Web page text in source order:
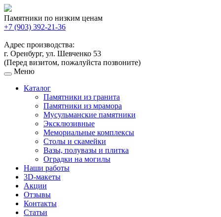
Памятники по низким ценам
+7 (903) 392-21-36
Адрес производства:
г. Оренбург, ул. Шевченко 53
(Перед визитом, пожалуйста позвоните)
Меню
Каталог
Памятники из гранита
Памятники из мрамора
Мусульманские памятники
Эксклюзивные
Мемориальные комплексы
Столы и скамейки
Вазы, полувазы и плитка
Оградки на могилы
Наши работы
3D-макеты
Акции
Отзывы
Контакты
Статьи